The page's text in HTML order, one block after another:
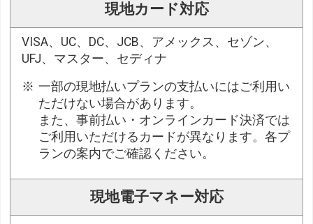
現地カード対応
VISA、UC、DC、JCB、アメックス、セゾン、
UFJ、マスター、セディナ
一部の現地払いプランの支払いにはご利用い
ただけない場合があります。
また、事前払い・オンラインカード決済では
ご利用いただけるカードが異なります。各プ
ランの案内でご確認ください。
現地電子マネー対応